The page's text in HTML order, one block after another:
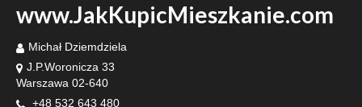
www.JakKupicMieszkanie.com
Michał Dziemdziela
J.P.Woronicza 33
Warszawa 02-640
+48 532 643 480